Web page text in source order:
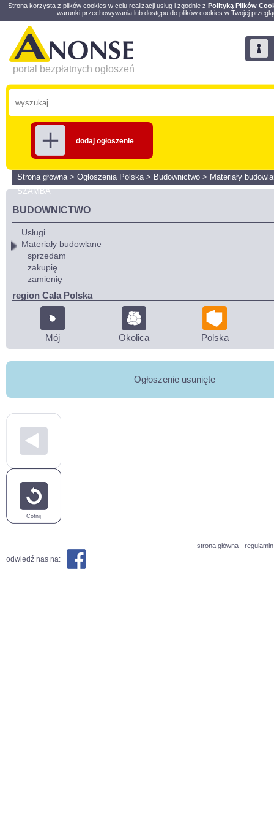
Strona korzysta z plików cookies w celu realizacji usług i zgodnie z Polityką Plików
warunki przechowywania lub dostępu do plików cookies w Twojej
portal bezpłatnych ogłoszeń
dodaj ogłoszenie
Strona główna> Ogłoszenia Polska> Budownictwo > Materiały
SZAMBA
BUDOWNICTWO
Usługi
Materiały budowlane
sprzedam
zakupię
zamienię
region Cała Polska
Mój Okolica Polska
Ogłoszenie usunięte
Cofnij
strona główna regulamin
odwiedź nas na: